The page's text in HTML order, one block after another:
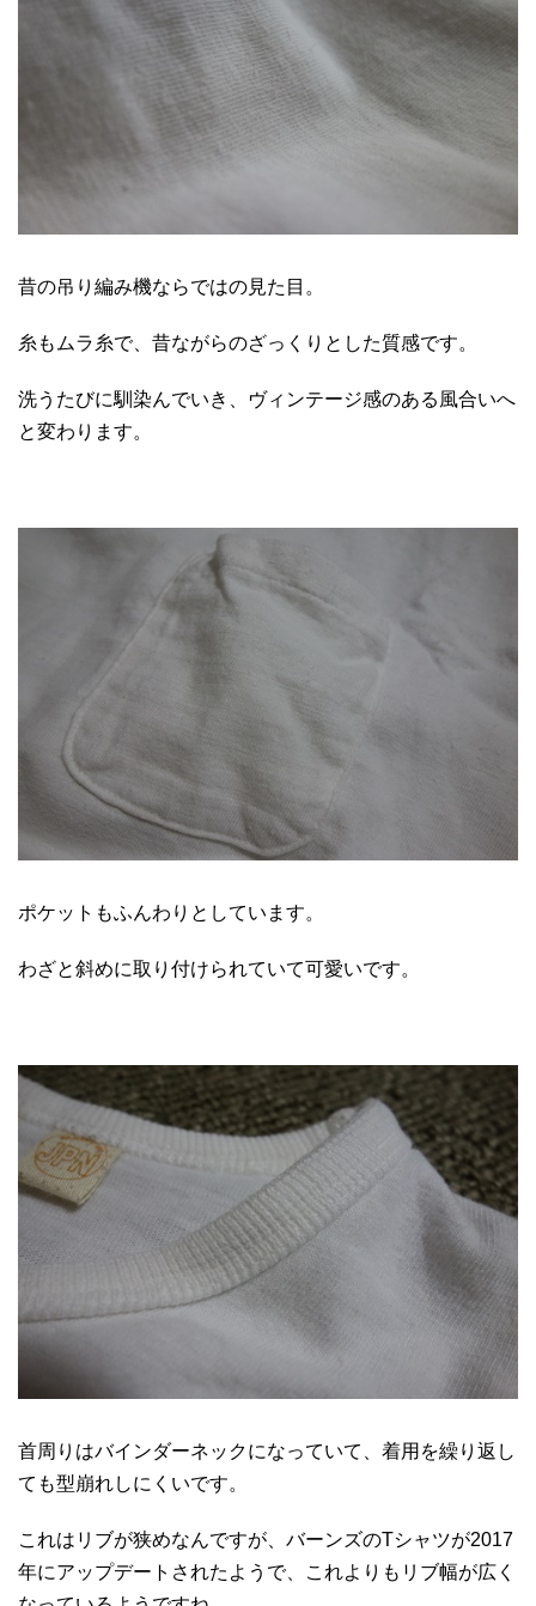
昔の吊り編み機ならではの見た目。
糸もムラ糸で、昔ながらのざっくりとした質感です。
洗うたびに馴染んでいき、ヴィンテージ感のある風合いへ
と変わります。
ポケットもふんわりとしています。
わざと斜めに取り付けられていて可愛いです。
首周りはバインダーネックになっていて、着用を繰り返し
ても型崩れしにくいです。
これはリブが狭めなんですが、バーンズのTシャツが2017
年にアップデートされたようで、これよりもリブ幅が広く